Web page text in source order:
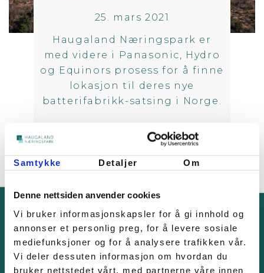
Samtykke Detaljer Om
Denne nettsiden anvender cookies
Vi bruker informasjonskapsler for å gi innhold og
annonser et personlig preg, for å levere sosiale
mediefunksjoner og for å analysere trafikken vår.
Vi deler dessuten informasjon om hvordan du
bruker nettstedet vårt, med partnerne våre innen
25. mars 2021
Haugaland Næringspark er
med videre i Panasonic, Hydro
og Equinors prosess for å finne
lokasjon til deres nye
batterifabrikk-satsing i Norge.
KONTAKT OSS